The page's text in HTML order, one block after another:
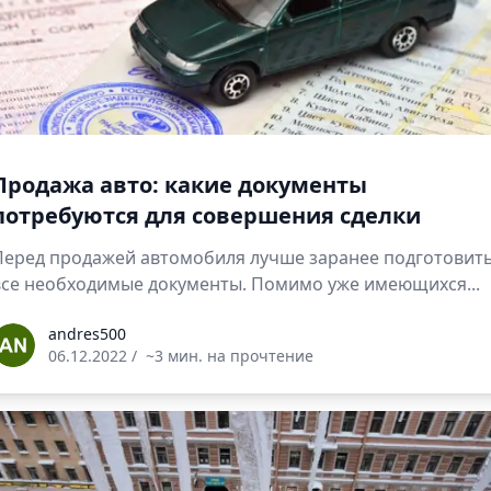
авто: какие документы
для совершения сделки
продажей автомобиля лучше заранее
необходимые документы. Помимо уже имеющихся...
andres500
06.12.2022 / ~3 мин. на прочтение